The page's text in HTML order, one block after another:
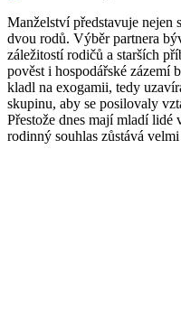
Manželství představuje nejen
dvou rodů. Výběr partnera
záležitostí rodičů a starších
pověst i hospodářské zázemí
kladl na exogamii, tedy
skupinu, aby se posilovaly
Přestože dnes mají mladí lidé
rodinný souhlas zůstává